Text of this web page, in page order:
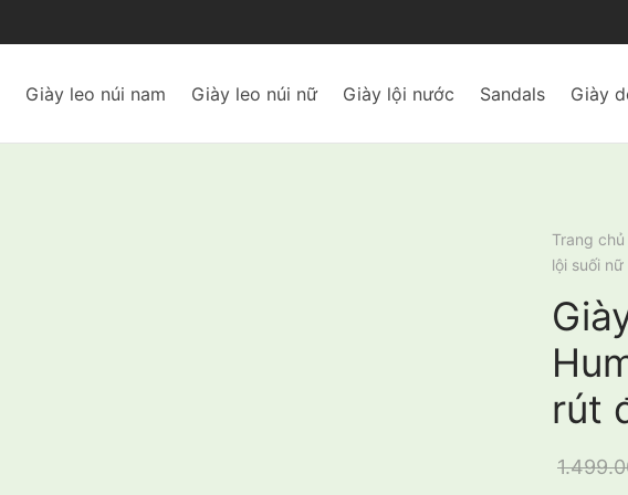
Giày leo núi nam Giày leo núi nữ Giày lội nước Sandals Giày
Trang chủ
lội suối
rút